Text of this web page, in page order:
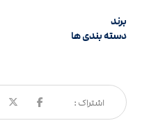
برند
دسته بندی ها